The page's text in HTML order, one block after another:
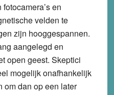
en
velden te
zijn hooggespannen.
aangelegd en
open geest. Skeptici
mogelijk onafhankelijk
om dan op een later